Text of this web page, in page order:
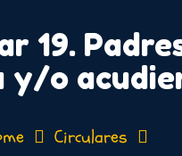
19.
y/o
Circulares